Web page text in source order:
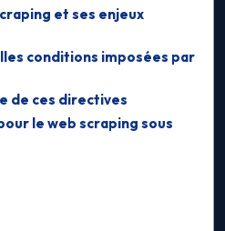
et ses enjeux
conditions imposées par
de ces directives
le web scraping sous